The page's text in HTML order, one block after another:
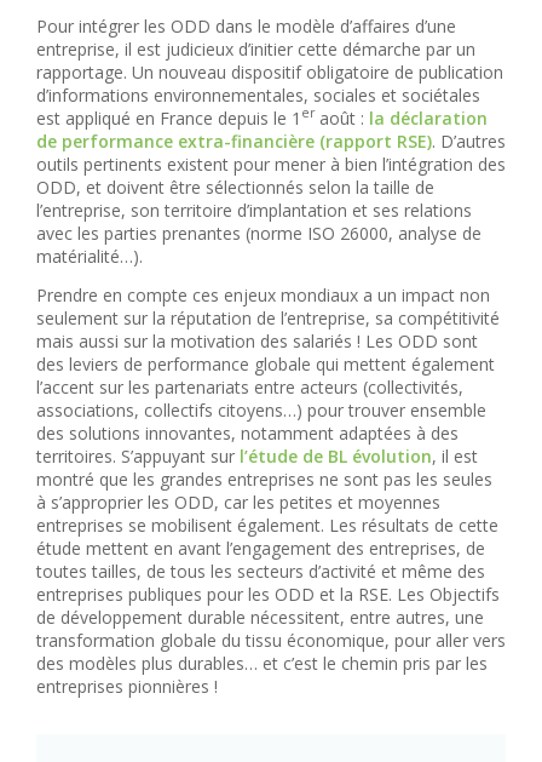
Pour intégrer les ODD dans le modèle d’affaires d’une
entreprise, il est judicieux d’initier cette démarche par un
rapportage. Un nouveau dispositif obligatoire de publication
d’informations environnementales, sociales et sociétales
est appliqué en France depuis le 1 eraoût : la déclaration
de performance extra-financière (rapport RSE). D’autres
outils pertinents existent pour mener à bien l’intégration des
ODD, et doivent être sélectionnés selon la taille de
l’entreprise, son territoire d’implantation et ses relations
avec les parties prenantes (norme ISO 26000, analyse de
matérialité…).
Prendre en compte ces enjeux mondiaux a un impact non
seulement sur la réputation de l’entreprise, sa compétitivité
mais aussi sur la motivation des salariés ! Les ODD sont
des leviers de performance globale qui mettent également
l’accent sur les partenariats entre acteurs (collectivités,
associations, collectifs citoyens…) pour trouver ensemble
des solutions innovantes, notamment adaptées à des
territoires. S’appuyant sur l’étude de BL évolution, il est
montré que les grandes entreprises ne sont pas les seules
à s’approprier les ODD, car les petites et moyennes
entreprises se mobilisent également. Les résultats de cette
étude mettent en avant l’engagement des entreprises, de
toutes tailles, de tous les secteurs d’activité et même des
entreprises publiques pour les ODD et la RSE. Les Objectifs
de développement durable nécessitent, entre autres, une
transformation globale du tissu économique, pour aller vers
des modèles plus durables… et c’est le chemin pris par les
entreprises pionnières !